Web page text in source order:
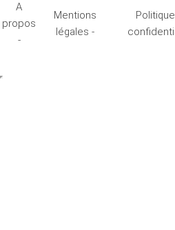
A
propos
-
Mentions
légales -